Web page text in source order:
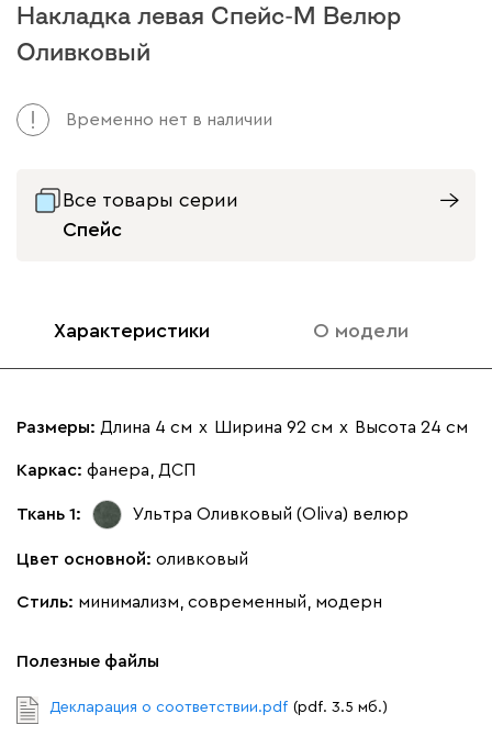
Накладка левая Спейс-М Велюр
Оливковый
Временно нет в наличии
Все товары серии
Спейс
Характеристики О модели
Размеры: Длина 4 см х Ширина 92 см х Высота 24 см
Каркас: фанера, ДСП
Ткань 1: Ультра Оливковый (Oliva) велюр
Цвет основной: оливковый
Стиль: минимализм, современный, модерн
Полезные файлы
Декларация о соответствии.pdf (pdf. 3.5 мб.)